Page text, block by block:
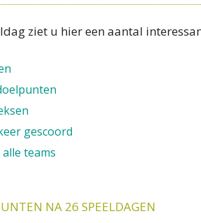
ziet u hier een aantal
gescoord
teams
NA 26 SPEELDAGEN